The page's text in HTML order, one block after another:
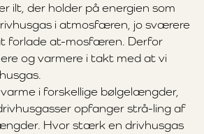
ilt, der holder på energien som
i atmosfæren, jo sværere
forlade at-mosfæren. Derfor
og varmere i takt med at vi
i forskellige bølgelængder,
opfanger strå-ling af
Hvor stærk en drivhusgas